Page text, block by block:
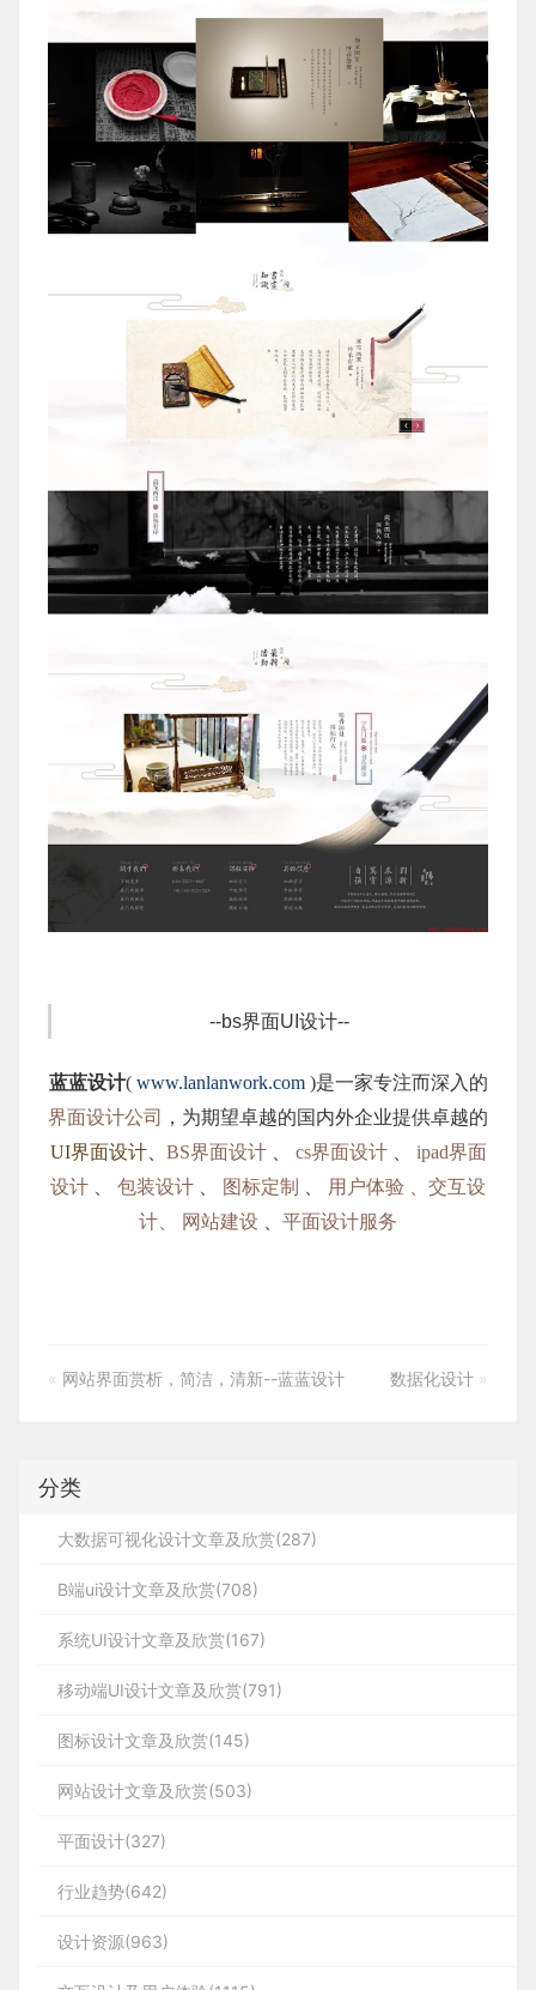
--bs界面UI设计--
蓝蓝设计( www.lanlanwork.com )是一家专注而深入的
界面设计公司
，为期望卓越的国内外企业提供卓越的
UI界面设计、 BS界面设计 cs界面设计
ipad界面
设计
包装设计 图标定制
用户体验 、交互设
计、
网站建设 平面设计服务
« 网站界面赏析，简洁，清新--蓝蓝设计 数据化设计 »
分类
大数据可视化设计文章及欣赏(287)
B端ui设计文章及欣赏(708)
系统UI设计文章及欣赏(167)
移动端UI设计文章及欣赏(791)
图标设计文章及欣赏(145)
网站设计文章及欣赏(503)
平面设计(327)
行业趋势(642)
设计资源(963)